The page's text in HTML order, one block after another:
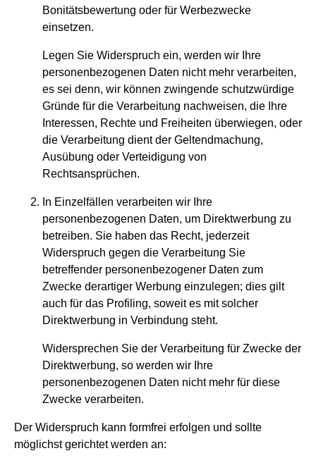
Bonitätsbewertung oder für Werbezwecke
einsetzen.
Legen Sie Widerspruch ein, werden wir Ihre
personenbezogenen Daten nicht mehr verarbeiten,
es sei denn, wir können zwingende schutzwürdige
Gründe für die Verarbeitung nachweisen, die Ihre
Interessen, Rechte und Freiheiten überwiegen, oder
die Verarbeitung dient der Geltendmachung,
Ausübung oder Verteidigung von
Rechtsansprüchen.
In Einzelfällen verarbeiten wir Ihre
personenbezogenen Daten, um Direktwerbung zu
betreiben. Sie haben das Recht, jederzeit
Widerspruch gegen die Verarbeitung Sie
betreffender personenbezogener Daten zum
Zwecke derartiger Werbung einzulegen; dies gilt
auch für das Profiling, soweit es mit solcher
Direktwerbung in Verbindung steht.
Widersprechen Sie der Verarbeitung für Zwecke der
Direktwerbung, so werden wir Ihre
personenbezogenen Daten nicht mehr für diese
Zwecke verarbeiten.
Der Widerspruch kann formfrei erfolgen und sollte
möglichst gerichtet werden an: